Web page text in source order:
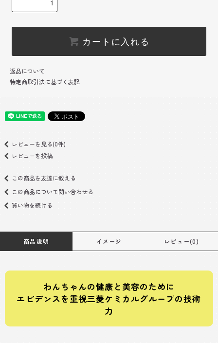
カートに入れる
返品について
特定商取引法に基づく表記
レビューを見る(0件)
レビューを投稿
この商品を友達に教える
この商品について問い合わせる
買い物を続ける
商品説明 イメージ レビュー(0)
わんちゃんの健康と美容のために
エビデンスを重視三菱ケミカルグループの技術
力